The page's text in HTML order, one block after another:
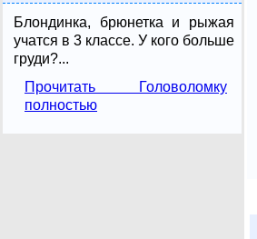
Блондинка, брюнетка и рыжая
учатся в 3 классе. У кого больше
груди?...
Прочитать Головоломку
полностью